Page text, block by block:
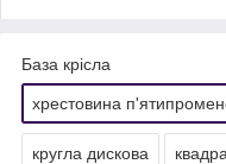
База крісла
хрестовина
кругла дискова